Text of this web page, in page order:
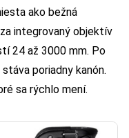
ako bežná
integrovaný objektív
24 až 3000 mm. Po
poriadny kanón.
sa rýchlo mení.